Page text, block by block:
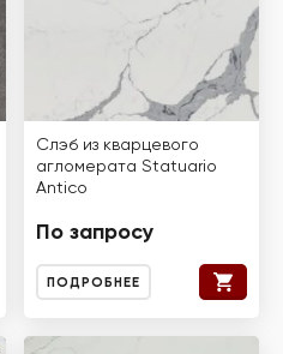
Слэб из кварцевого
агломерата Statuario
Antico
По запросу
ПОДРОБНЕЕ